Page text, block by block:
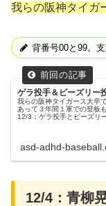
我らの阪神タイガ
背番号00と99。
ゲラ投手＆ビーズリー
我らの阪神タイガース大卒
あって３年間１軍での登板
12/3：ゲラ投手とビーズリ
asd-adhd-
12/4：青柳